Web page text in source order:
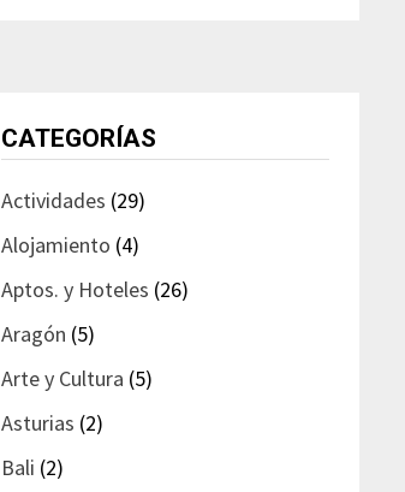
CATEGORÍAS
Actividades (29)
Alojamiento (4)
Aptos. y Hoteles (26)
Aragón (5)
Arte y Cultura (5)
Asturias (2)
Bali (2)